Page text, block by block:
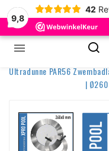
9,8
42

Ultradunne PAR56
| Ø260